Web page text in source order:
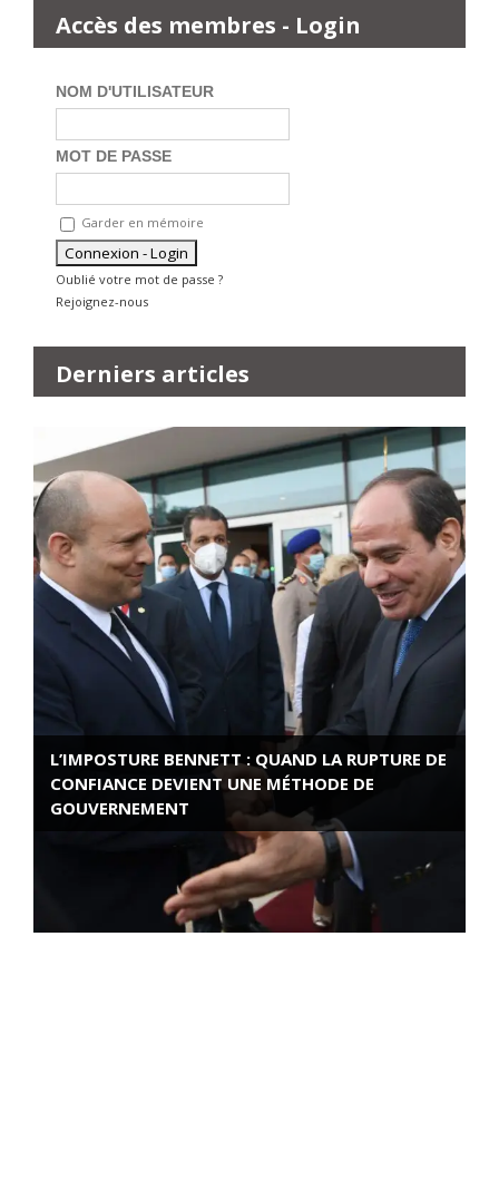
Accès des membres - Login
NOM D'UTILISATEUR
MOT DE PASSE
Garder en mémoire
Oublié votre mot de passe ?
Rejoignez-nous
Derniers articles
L’IMPOSTURE BENNETT : QUAND LA RUPTURE DE
CONFIANCE DEVIENT UNE MÉTHODE DE
GOUVERNEMENT
ROSE VALLAND, HEROÏNE DE LA RESISTANCE